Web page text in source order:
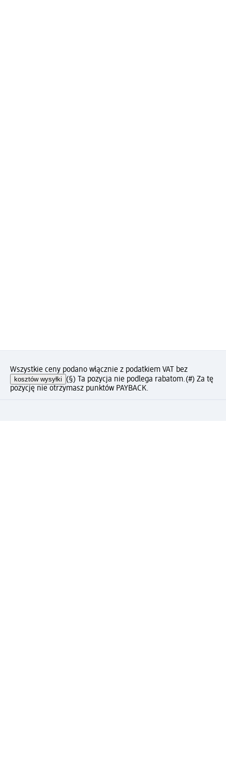
Wszystkie ceny podano włącznie z podatkiem VAT bez
kosztów wysyłki (§) Ta pozycja nie podlega rabatom.(#) Za tę
pozycję nie otrzymasz punktów PAYBACK.